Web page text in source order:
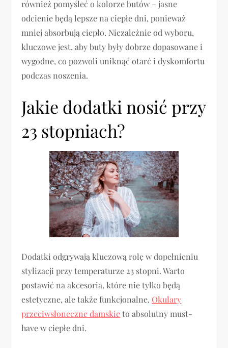
również pomyśleć o kolorze butów – jasne
odcienie będą lepsze na ciepłe dni, ponieważ
mniej absorbują ciepło. Niezależnie od wyboru,
kluczowe jest, aby buty były dobrze dopasowane i
wygodne, co pozwoli uniknąć otarć i dyskomfortu
podczas noszenia.
Jakie dodatki nosić przy
23 stopniach?
Dodatki odgrywają kluczową rolę w dopełnieniu
stylizacji przy temperaturze 23 stopni. Warto
postawić na akcesoria, które nie tylko będą
estetyczne, ale także funkcjonalne. Okulary
przeciwsłoneczne damskieto absolutny must-
have w ciepłe dni.